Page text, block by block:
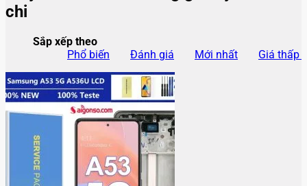
chi
Sắp xếp theo
Phổ biến
Đánh giá Mới nhất Giá thấp